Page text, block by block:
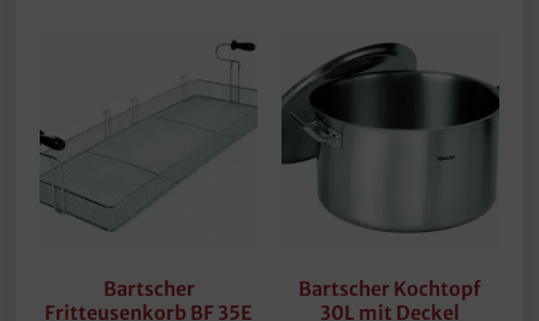
Bartscher
Fritteusenkorb BF 35E
Bartscher Kochtopf
30L mit Deckel